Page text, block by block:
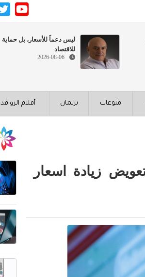
ليس دعماً للأسعار، بل حماية
للاقتصاد
2026-08-06
منوعات برلمان أقلام الروافد
زيادة اسعار